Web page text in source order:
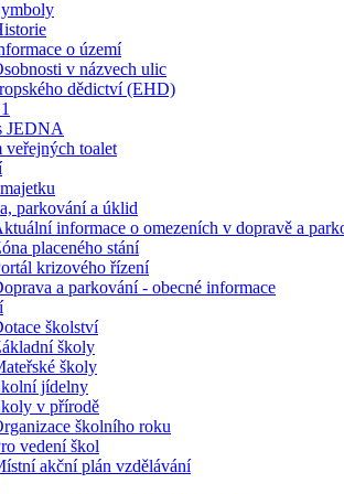
o území
v názvech ulic
dědictví (EHD)
JEDNA
veřejných toalet
parkování a úklid
informace o omezeních v dopravě a
placeného stání
krizového řízení
a parkování - obecné informace
školství
školy
školy
jídelny
v přírodě
školního roku
vedení škol
akční plán vzdělávání